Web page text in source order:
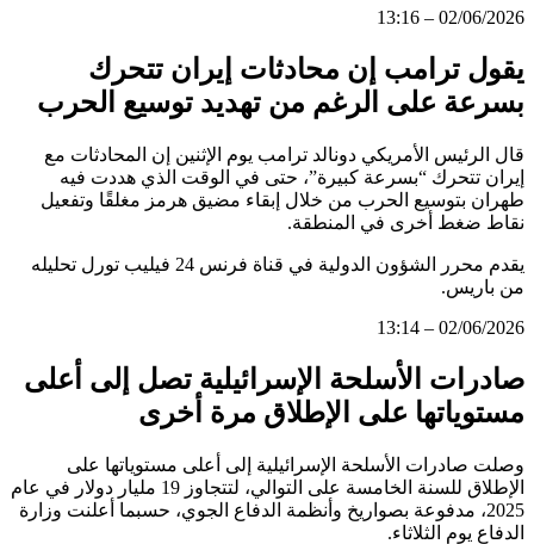
02/06/2026 – 13:16
يقول ترامب إن محادثات إيران تتحرك
بسرعة على الرغم من تهديد توسيع الحرب
قال الرئيس الأمريكي دونالد ترامب يوم الإثنين إن المحادثات مع
إيران تتحرك “بسرعة كبيرة”، حتى في الوقت الذي هددت فيه
طهران بتوسيع الحرب من خلال إبقاء مضيق هرمز مغلقًا وتفعيل
نقاط ضغط أخرى في المنطقة.
يقدم محرر الشؤون الدولية في قناة فرنس 24 فيليب تورل تحليله
من باريس.
02/06/2026 – 13:14
صادرات الأسلحة الإسرائيلية تصل إلى أعلى
مستوياتها على الإطلاق مرة أخرى
وصلت صادرات الأسلحة الإسرائيلية إلى أعلى مستوياتها على
الإطلاق للسنة الخامسة على التوالي، لتتجاوز 19 مليار دولار في عام
2025، مدفوعة بصواريخ وأنظمة الدفاع الجوي، حسبما أعلنت وزارة
الدفاع يوم الثلاثاء.